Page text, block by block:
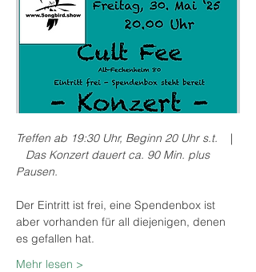
Treffen ab 19:30 Uhr, Beginn 20 Uhr s.t.
|
Das Konzert dauert ca. 90 Min. plus
Pausen.
Der Eintritt ist frei, eine Spendenbox ist
aber vorhanden für all diejenigen, denen
es gefallen hat.
Mehr lesen >